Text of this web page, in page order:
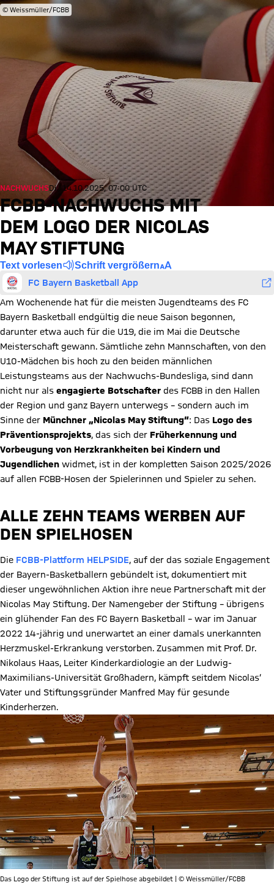
© Weissmüller/FCBB
NACHWUCHSDi., 14.10.2025, 07:00 UTC
FCBB-NACHWUCHS MIT
DEM LOGO DER NICOLAS
MAY STIFTUNG
Text vorlesen Schrift vergrößern
FC Bayern Basketball App
Am Wochenende hat für die meisten Jugendteams des FC
Bayern Basketball endgültig die neue Saison begonnen,
darunter etwa auch für die U19, die im Mai die Deutsche
Meisterschaft gewann. Sämtliche zehn Mannschaften, von den
U10-Mädchen bis hoch zu den beiden männlichen
Leistungsteams aus der Nachwuchs-Bundesliga, sind dann
nicht nur als engagierte Botschafter des FCBB in den Hallen
der Region und ganz Bayern unterwegs – sondern auch im
Sinne der Münchner „Nicolas May Stiftung“: Das Logo des
Präventionsprojekts, das sich der Früherkennung und
Vorbeugung von Herzkrankheiten bei Kindern und
Jugendlichen widmet, ist in der kompletten Saison 2025/2026
auf allen FCBB-Hosen der Spielerinnen und Spieler zu sehen.
ALLE ZEHN TEAMS WERBEN AUF
DEN SPIELHOSEN
Die FCBB-Plattform HELPSIDE, auf der das soziale Engagement
der Bayern-Basketballern gebündelt ist, dokumentiert mit
dieser ungewöhnlichen Aktion ihre neue Partnerschaft mit der
Nicolas May Stiftung. Der Namengeber der Stiftung – übrigens
ein glühender Fan des FC Bayern Basketball – war im Januar
2022 14-jährig und unerwartet an einer damals unerkannten
Herzmuskel-Erkrankung verstorben. Zusammen mit Prof. Dr.
Nikolaus Haas, Leiter Kinderkardiologie an der Ludwig-
Maximilians-Universität Großhadern, kämpft seitdem Nicolas‘
Vater und Stiftungsgründer Manfred May für gesunde
Kinderherzen.
Das Logo der Stiftung ist auf der Spielhose abgebildet | © Weissmüller/FCBB